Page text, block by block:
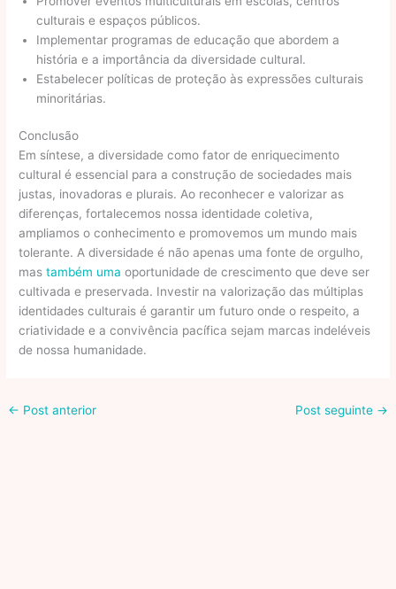
culturais e espaços públicos.
Implementar programas de educação que abordem a
história e a importância da diversidade cultural.
Estabelecer políticas de proteção às expressões culturais
minoritárias.
Conclusão
Em síntese, a diversidade como fator de enriquecimento
cultural é essencial para a construção de sociedades mais
justas, inovadoras e plurais. Ao reconhecer e valorizar as
diferenças, fortalecemos nossa identidade coletiva,
ampliamos o conhecimento e promovemos um mundo mais
tolerante. A diversidade é não apenas uma fonte de orgulho,
mastambém uma oportunidade de crescimento que deve ser
cultivada e preservada. Investir na valorização das múltiplas
identidades culturais é garantir um futuro onde o respeito, a
criatividade e a convivência pacífica sejam marcas indeléveis
de nossa humanidade.
← Post anterior Post seguinte →